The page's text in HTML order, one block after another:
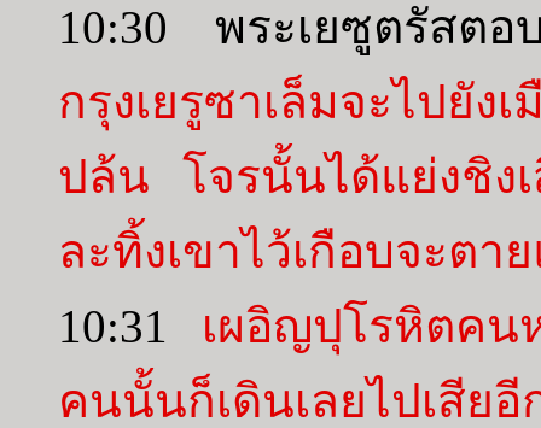
10:30 พระเยซูตรัสต
กรุงเยรูซาเล็มจะไปยัง
ปล้น โจรนั้นได้แย่งชิง
ละทิ้งเขาไว้เกือบจะตา
10:31 เผอิญปุโรหิตคน
คนนั้นก็เดินเลยไปเสีย